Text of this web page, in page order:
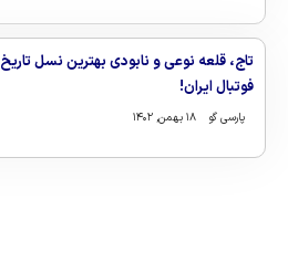
تاج، قلعه نوعی و نابودی بهترین نسل تاریخ
فوتبال ایران!
پارسی گو ۱۸ بهمن, ۱۴۰۲